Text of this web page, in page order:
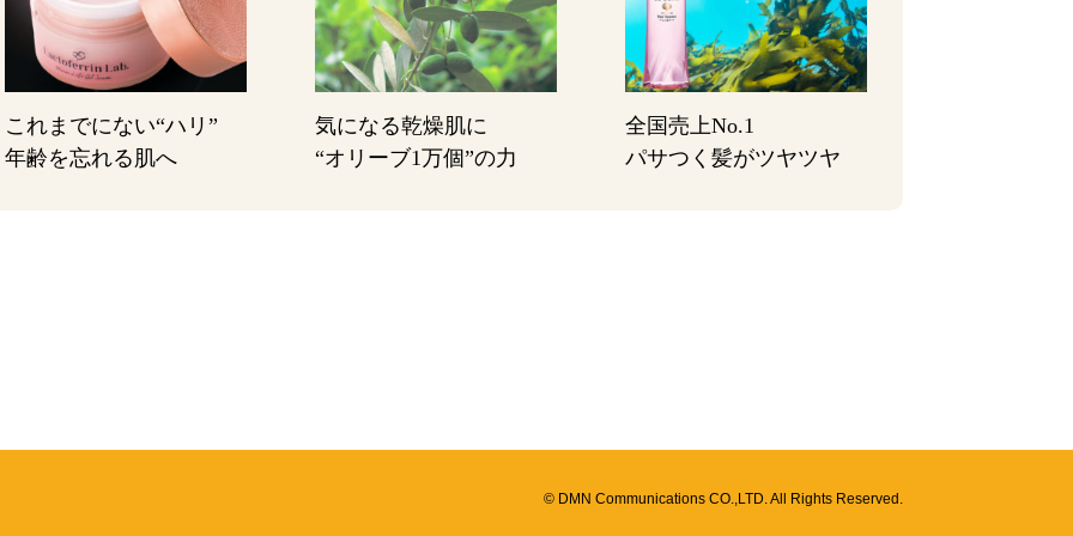
これまでにない“ハリ”
年齢を忘れる肌へ
気になる乾燥肌に
“オリーブ1万個”の力
全国売上No.1
パサつく髪がツヤツヤ
© DMN Communications CO.,LTD. All Rights Reserved.